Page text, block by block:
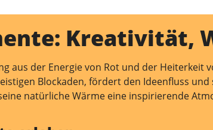
Kreativität,
aus der Energie von Rot und der
Blockaden, fördert den Ideenfluss
natürliche Wärme eine inspirierende